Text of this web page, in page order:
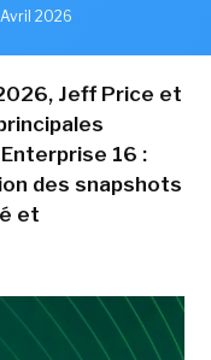
2026
Jeff Price et
16 :
des snapshots
et